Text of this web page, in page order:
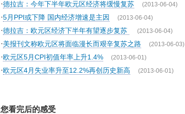
·德拉吉：今年下半年欧元区经济将缓慢复苏 (2013-06-04)
·5月PPI或下降 国内经济增速是主因 (2013-06-04)
·德拉吉：欧元区经济下半年有望逐步复苏 (2013-06-04)
·美报刊文称欧元区将面临漫长而艰辛复苏之路 (2013-06-03)
·欧元区5月CPI初值年率上升1.4% (2013-06-01)
·欧元区4月失业率升至12.2%再创历史新高 (2013-06-01)
您看完后的感受